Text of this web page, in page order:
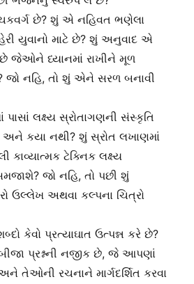
છે? શું એ નહિવત ભણેલા
યુવાનો માટે છે? શું અનુવાદ એ
છે જેઓને ધ્યાનમાં રાખીને મૂળ
જો નહિ, તો શું એને સરળ બનાવી
લક્ષ્ય સ્રોતાગણની સંસ્કૃતિ
અને કયા નથી? શું સ્રોત લખાણમાં
કાવ્યાત્મક ટેક્નિક લક્ષ્ય
જો નહિ, તો પછી શું
ઉલ્લેખ અથવા કલ્પના ચિત્રો
કેવો પ્રત્યાઘાત ઉત્પન્ન કરે છે?
પ્રશ્નની નજીક છે, જે આપણાં
તેઓની રચનાને માર્ગદર્શિત કરવા